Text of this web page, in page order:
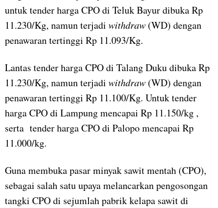
untuk tender harga CPO di Teluk Bayur dibuka Rp
11.230/Kg, namun terjadi withdraw (WD) dengan
penawaran tertinggi Rp 11.093/Kg.
Lantas tender harga CPO di Talang Duku dibuka Rp
11.230/Kg, namun terjadi withdraw (WD) dengan
penawaran tertinggi Rp 11.100/Kg. Untuk tender
harga CPO di Lampung mencapai Rp 11.150/kg ,
serta tender harga CPO di Palopo mencapai Rp
11.000/kg.
Guna membuka pasar minyak sawit mentah (CPO),
sebagai salah satu upaya melancarkan pengosongan
tangki CPO di sejumlah pabrik kelapa sawit di